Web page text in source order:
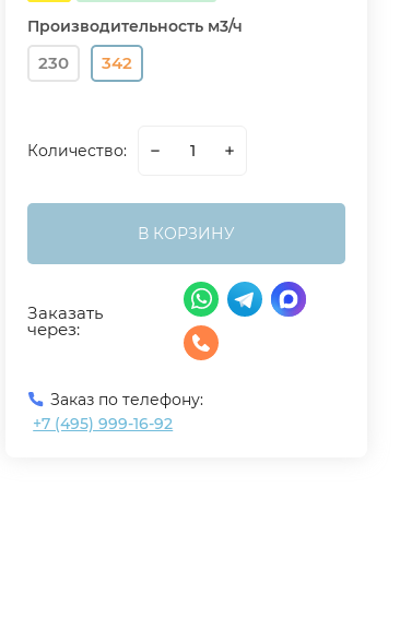
Производительность м3/ч
230 342
Количество:
В КОРЗИНУ
Заказать
через:
Заказ по телефону:
+7 (495) 999-16-92